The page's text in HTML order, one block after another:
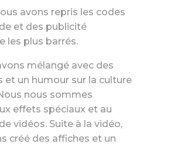
avons repris les codes
et des publicité
les plus barrés.
mélangé avec des
et un humour sur la culture
nous sommes
effets spéciaux et au
vidéos. Suite à la vidéo,
créé des affiches et un